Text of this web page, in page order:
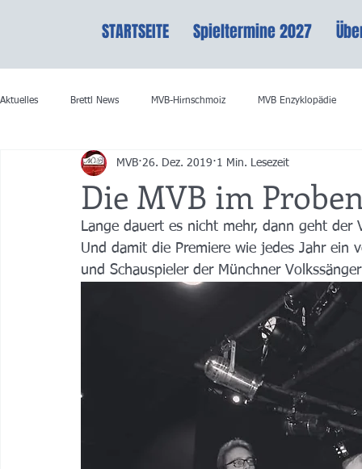
STARTSEITE Spieltermine 2027
Aktuelles Brettl News MVB-Hirnschmoiz MVB Enzyklopädie
Die MVB im
MVB 26. Dez. 2019 1 Min. Lesezeit
Lange dauert es nicht mehr, dann geht
Und damit die Premiere wie jedes Jahr ein
und Schauspieler der Münchner